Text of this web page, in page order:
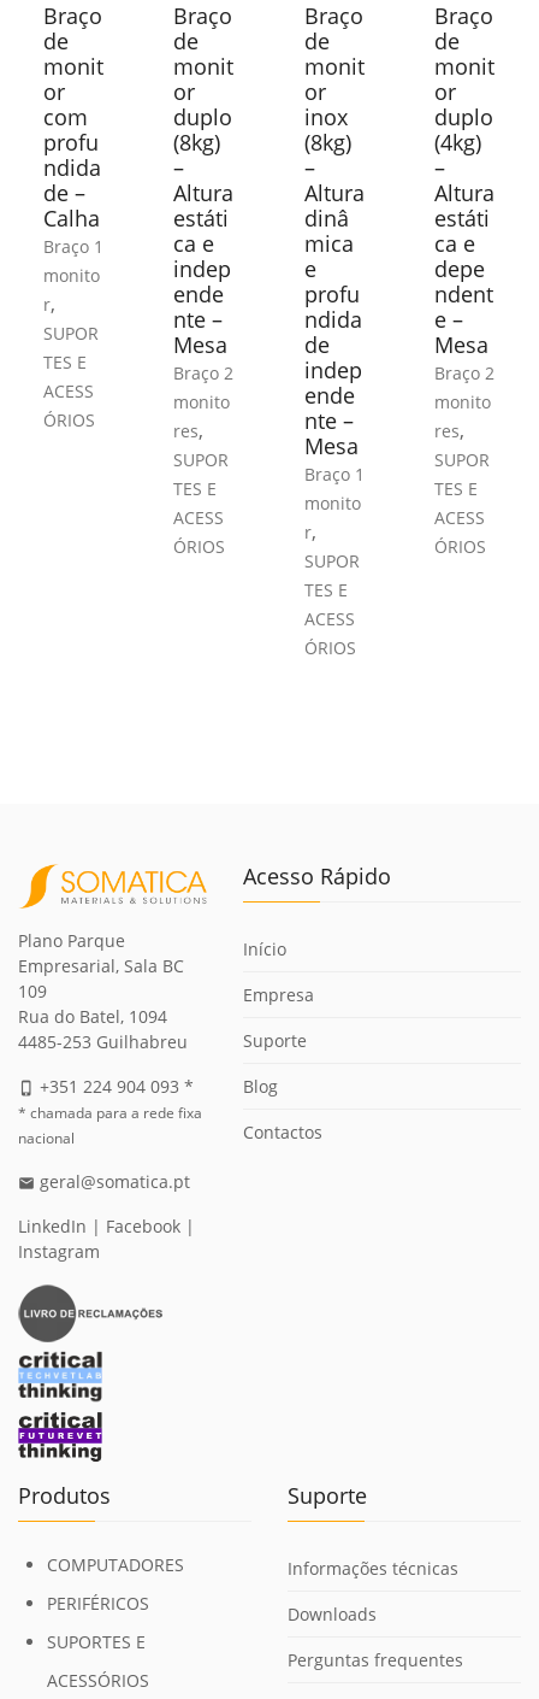
Braço
de
monit
or
com
profu
ndida
de –
Calha
Braço 1
monito
r,
SUPOR
TES E
ACESS
ÓRIOS
Braço
de
monit
or
duplo
(8kg)
–
Altura
estáti
ca e
indep
ende
nte –
Mesa
Braço 2
monito
res,
SUPOR
TES E
ACESS
ÓRIOS
Braço
de
monit
or
inox
(8kg)
–
Altura
dinâ
mica
e
profu
ndida
de
indep
ende
nte –
Mesa
Braço 1
monito
r,
SUPOR
TES E
ACESS
ÓRIOS
Braço
de
monit
or
duplo
(4kg)
–
Altura
estáti
ca e
depe
ndent
e –
Mesa
Braço 2
monito
res,
SUPOR
TES E
ACESS
ÓRIOS
Plano Parque
Empresarial, Sala BC
109
Rua do Batel, 1094
4485-253 Guilhabreu
phone_iphone +351 224 904 093 *
* chamada para a rede fixa
nacional
email geral@somatica.pt
LinkedIn | Facebook |
Instagram
Acesso Rápido
Início
Empresa
Suporte
Blog
Contactos
Produtos
COMPUTADORES
PERIFÉRICOS
SUPORTES E
ACESSÓRIOS
Suporte
Informações técnicas
Downloads
Perguntas frequentes